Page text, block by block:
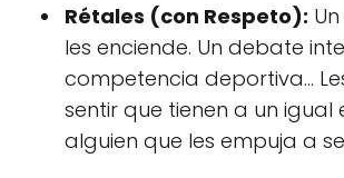
Rétales (con Respeto):
les enciende. Un debate
competencia deportiva...
sentir que tienen a un igual
alguien que les empuja a